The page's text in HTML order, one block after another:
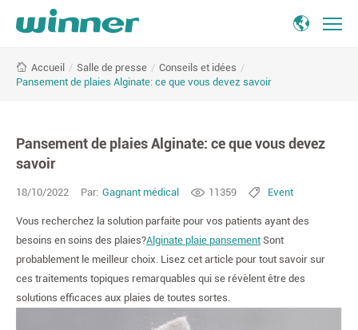
que
vous
savoir
Accueil / Salle de presse / Conseils et idées /
Pansement de plaies Alginate: ce que vous devez savoir
Pansement de plaies Alginate: ce que vous devez
savoir
18/10/2022 Par: Gagnant médical 11359 Event
Vous recherchez la solution parfaite pour vos patients ayant des
besoins en soins des plaies?Alginate plaie pansement Sont
probablement le meilleur choix. Lisez cet article pour tout savoir sur
ces traitements topiques remarquables qui se révèlent être des
solutions efficaces aux plaies de toutes sortes.